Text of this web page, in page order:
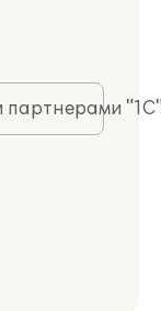
партнерами